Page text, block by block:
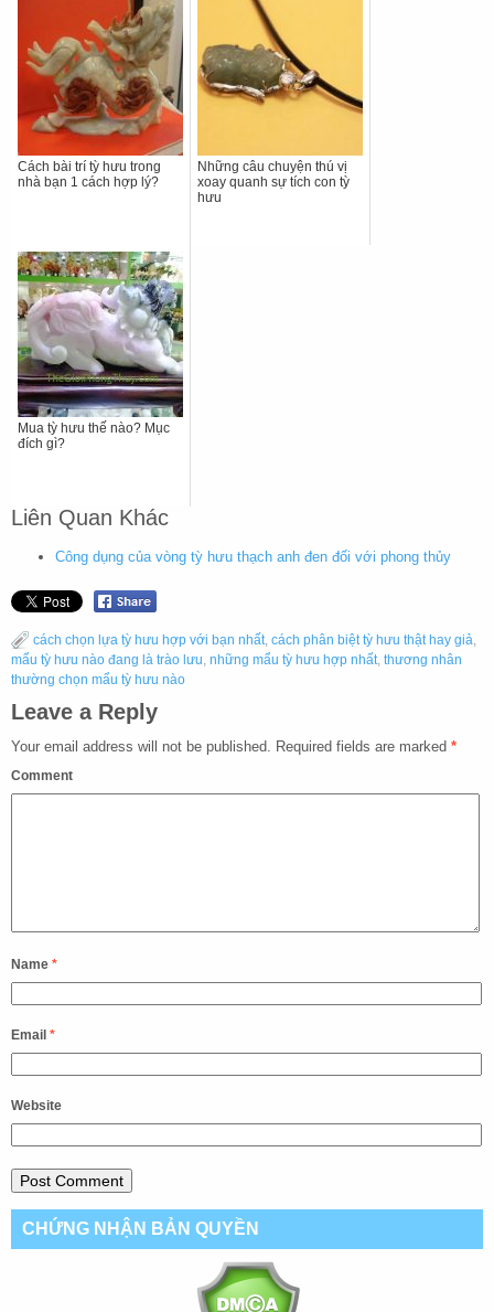
Cách bài trí tỳ hưu trong
nhà bạn 1 cách hợp lý?
Những câu chuyện thú vị
xoay quanh sự tích con tỳ
hưu
Mua tỳ hưu thế nào? Mục
đích gì?
Liên Quan Khác
Công dụng của vòng tỳ hưu thạch anh đen đối với phong thủy
cách chọn lựa tỳ hưu hợp với bạn nhất, cách phân biệt tỳ hưu thật hay giả,
mẩu tỳ hưu nào đang là trào lưu, những mẩu tỳ hưu hợp nhất, thương nhân
thường chọn mẩu tỳ hưu nào
Leave a Reply
Your email address will not be published. Required fields are marked *
Comment
Name *
Email *
Website
CHỨNG NHẬN BẢN QUYỀN